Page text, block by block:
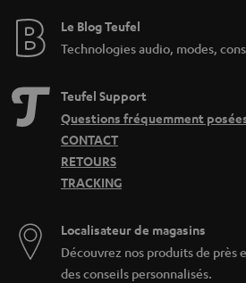
Le Blog Teufel
Technologies audio, modes,
Teufel Support
Questions fréquemment
CONTACT
RETOURS
TRACKING
Localisateur de magasins
Découvrez nos produits de près
des conseils personnalisés.